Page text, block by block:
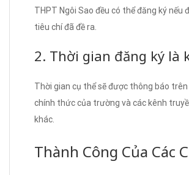
THPT Ngôi Sao đều có thể đăng ký nếu
tiêu chí đã đề ra.
2. Thời gian đăng ký là
Thời gian cụ thể sẽ được thông báo
chính thức của trường và các kênh
khác.
Thành Công Của Các